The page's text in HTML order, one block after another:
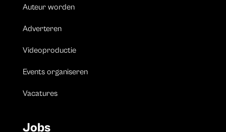
Auteur worden
Adverteren
Videoproductie
Events organiseren
Vacatures
Jobs